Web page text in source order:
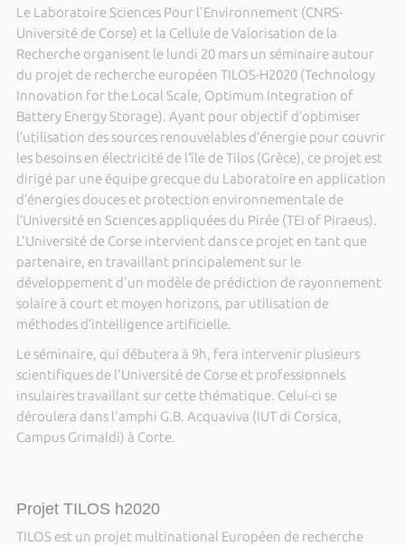
Le Laboratoire Sciences Pour l'Environnement (CNRS-
Université de Corse) et la Cellule de Valorisation de la
Recherche organisent le lundi 20 mars un séminaire autour
du projet de recherche européen TILOS-H2020 (Technology
Innovation for the Local Scale, Optimum Integration of
Battery Energy Storage). Ayant pour objectif d’optimiser
l’utilisation des sources renouvelables d’énergie pour couvrir
les besoins en électricité de l’île de Tilos (Grèce), ce projet est
dirigé par une équipe grecque du Laboratoire en application
d’énergies douces et protection environnementale de
l’Université en Sciences appliquées du Pirée (TEI of Piraeus).
L'Université de Corse intervient dans ce projet en tant que
partenaire, en travaillant principalement sur le
développement d'un modèle de prédiction de rayonnement
solaire à court et moyen horizons, par utilisation de
méthodes d’intelligence artificielle.
Le séminaire, qui débutera à 9h, fera intervenir plusieurs
scientifiques de l'Université de Corse et professionnels
insulaires travaillant sur cette thématique. Celui-ci se
déroulera dans l'amphi G.B. Acquaviva (IUT di Corsica,
Campus Grimaldi) à Corte.
Projet TILOS h2020
TILOS est un projet multinational Européen de recherche